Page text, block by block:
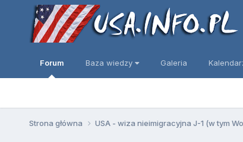
Forum Baza wiedzy Galeria
Strona główna USA - wiza nieimigracyjna J-1 (w tym